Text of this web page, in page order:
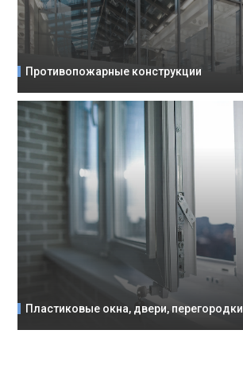
Противопожарные конструкции
Пластиковые окна, двери, перегородки